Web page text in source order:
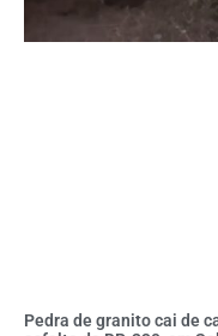
Pedra de granito cai de